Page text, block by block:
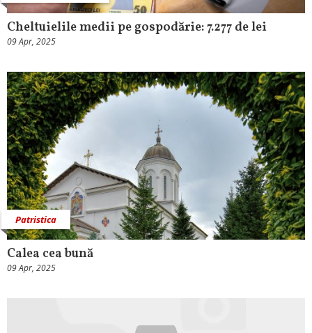
Cheltuielile medii pe gospodărie: 7.277 de lei
09 Apr, 2025
Patristica
Calea cea bună
09 Apr, 2025